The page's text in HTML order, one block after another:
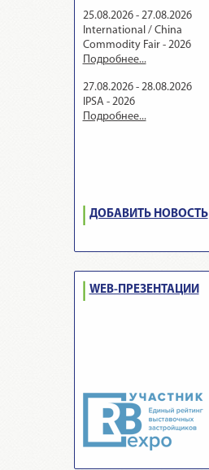
25.08.2026 - 27.08.2026
International / China
Commodity Fair - 2026
Подробнее...
27.08.2026 - 28.08.2026
IPSA - 2026
Подробнее...
ДОБАВИТЬ НОВОСТЬ
WEB-ПРЕЗЕНТАЦИИ